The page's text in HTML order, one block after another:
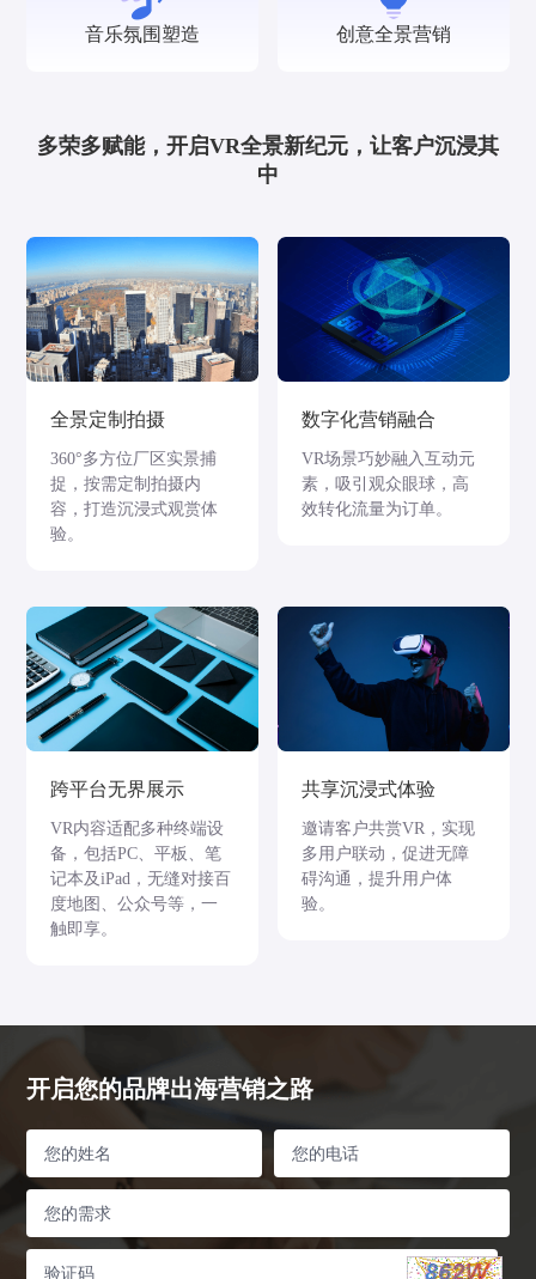
音乐氛围塑造 创意全景营销
多荣多赋能，开启VR全景新纪元，让客户沉浸其
中
全景定制拍摄
360°多方位厂区实景捕
捉，按需定制拍摄内
容，打造沉浸式观赏体
验。
数字化营销融合
VR场景巧妙融入互动元
素，吸引观众眼球，高
效转化流量为订单。
跨平台无界展示
VR内容适配多种终端设
备，包括PC、平板、笔
记本及iPad，无缝对接百
度地图、公众号等，一
触即享。
共享沉浸式体验
邀请客户共赏VR，实现
多用户联动，促进无障
碍沟通，提升用户体
验。
开启您的品牌出海营销之路